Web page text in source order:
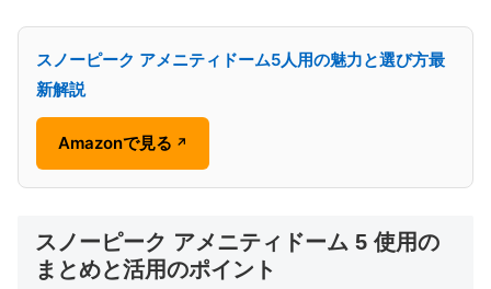
スノーピーク アメニティドーム5人用の魅力と選び方最
新解説
Amazonで見る ↗
スノーピーク アメニティドーム 5 使用の
まとめと活用のポイント